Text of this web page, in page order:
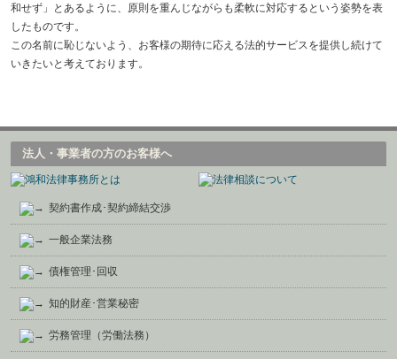
和せず」とあるように、原則を重んじながらも柔軟に対応するという姿勢を表
したものです。
この名前に恥じないよう、お客様の期待に応える法的サービスを提供し続けて
いきたいと考えております。
法人・事業者の方のお客様へ
契約書作成･契約締結交渉
一般企業法務
債権管理･回収
知的財産･営業秘密
労務管理（労働法務）